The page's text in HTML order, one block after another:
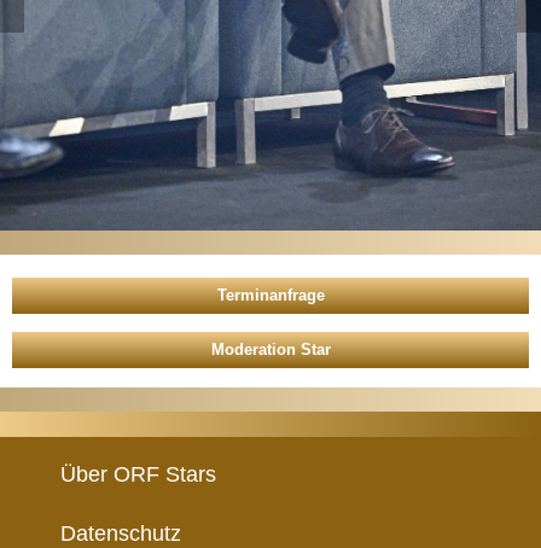
Moderation Star
Über ORF Stars
Datenschutz